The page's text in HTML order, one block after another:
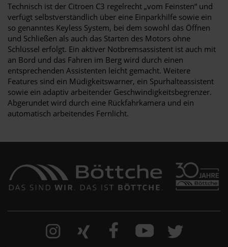
Technisch ist der Citroen C3 regelrecht „vom Feinsten“ und
verfügt selbstverständlich über eine Einparkhilfe sowie ein
so genanntes Keyless System, bei dem sowohl das Öffnen
und Schließen als auch das Starten des Motors ohne
Schlüssel erfolgt. Ein aktiver Notbremsassistent ist auch mit
an Bord und das Fahren im Berg wird durch einen
entsprechenden Assistenten leicht gemacht. Weitere
Features sind ein Müdigkeitswarner, ein Spurhalteassistent
sowie ein adaptiv arbeitender Geschwindigkeitsbegrenzer.
Abgerundet wird durch eine Rückfahrkamera und ein
automatisch arbeitendes Fernlicht.